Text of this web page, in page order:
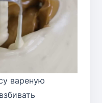
вареную